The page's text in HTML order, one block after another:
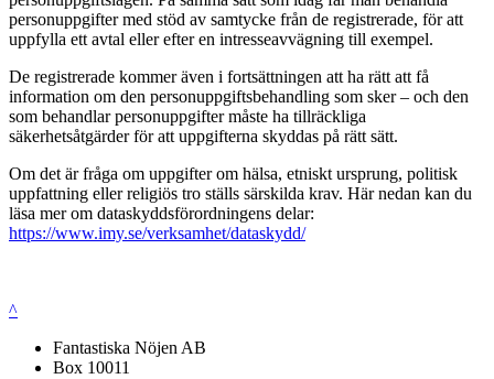
personuppgifter med stöd av samtycke från de registrerade, för att
uppfylla ett avtal eller efter en intresseavvägning till exempel.
De registrerade kommer även i fortsättningen att ha rätt att få
information om den personuppgiftsbehandling som sker – och den
som behandlar personuppgifter måste ha tillräckliga
säkerhetsåtgärder för att uppgifterna skyddas på rätt sätt.
Om det är fråga om uppgifter om hälsa, etniskt ursprung, politisk
uppfattning eller religiös tro ställs särskilda krav. Här nedan kan du
läsa mer om dataskyddsförordningens delar:
https://www.imy.se/verksamhet/dataskydd/
^
Fantastiska Nöjen AB
Box 10011